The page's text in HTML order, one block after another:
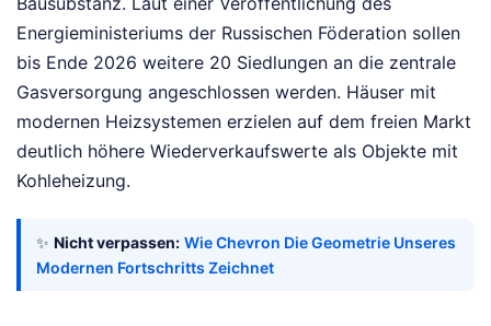
Energieministeriums der Russischen Föderation sollen
bis Ende 2026 weitere 20 Siedlungen an die zentrale
Gasversorgung angeschlossen werden. Häuser mit
modernen Heizsystemen erzielen auf dem freien Markt
deutlich höhere Wiederverkaufswerte als Objekte mit
Kohleheizung.
✨ Nicht verpassen: Wie Chevron Die Geometrie Unseres
Modernen Fortschritts Zeichnet